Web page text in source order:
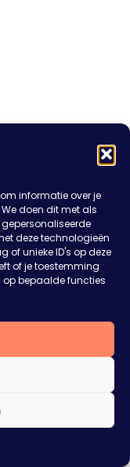
informatie over je
doen dit met als
deze technologieën
of unieke ID's op deze
of je toestemming
op bepaalde functies